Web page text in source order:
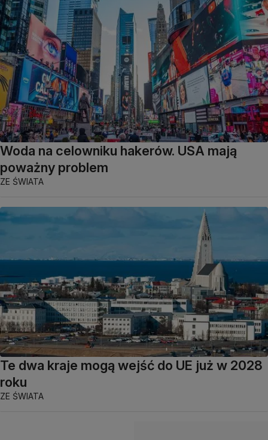
Woda na celowniku hakerów. USA mają
poważny problem
ZE ŚWIATA
Te dwa kraje mogą wejść do UE już w 2028
roku
ZE ŚWIATA